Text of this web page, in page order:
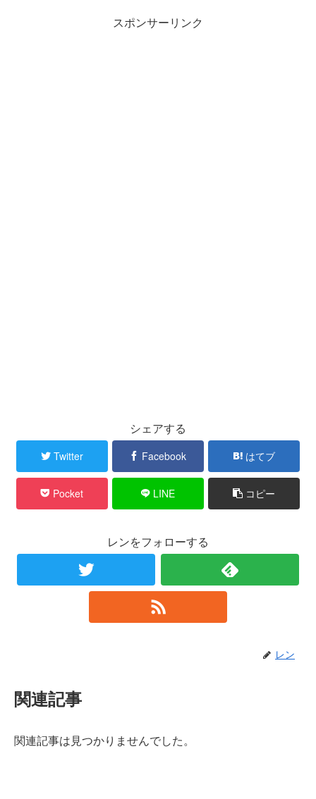
スポンサーリンク
シェアする
Twitter Facebook はてブ
Pocket LINE コピー
レンをフォローする
レン
関連記事
関連記事は見つかりませんでした。